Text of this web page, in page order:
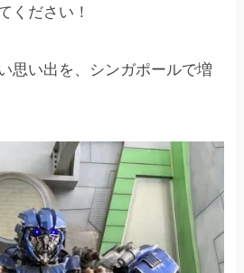
ください！
思い出を、シンガポールで増